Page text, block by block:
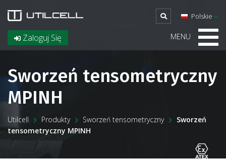
Zaloguj Się
Polskie
MENU
Sworzeń tensometryczny
MPINH
Utilcell Produkty Sworzeń tensometryczny
Sworzeń
tensometryczny MPINH